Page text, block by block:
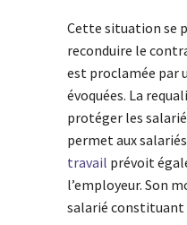
Cette situation se
reconduire le
est proclamée par
évoquées. La
protéger les
permet aux
travail prévoit
l’employeur. Son
salarié constituant